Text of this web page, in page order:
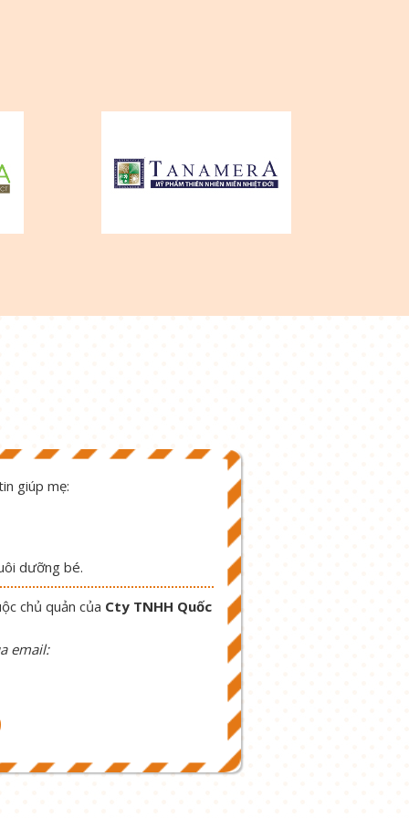
giúp mẹ:
dưỡng bé.
chủ quản của Cty TNHH Quốc
email: